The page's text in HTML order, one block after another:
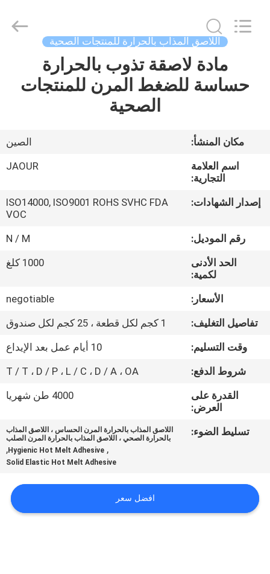
معلومات
جولة
مراقبة
اتصل
أخبار
القضايا
أسعار
Adhesive
Products
اللاصق المذاب بالحرارة للمنتجات الصحية
مادة لاصقة تذوب بالحرارة
حساسة للضغط المرن للمنتجات
الصحية
مكان المنشأ:
الصين
اسم العلامة
التجارية:
JAOUR
إصدار الشهادات:
ISO14000, ISO9001 ROHS SVHC FDA
VOC
رقم الموديل:
N / M
الحد الأدنى
لكمية:
1000 كلغ
الأسعار:
negotiable
تفاصيل التغليف:
1 كجم لكل قطعة ، 25 كجم لكل صندوق
وقت التسليم:
10 أيام عمل بعد الإيداع
شروط الدفع:
T / T ، D / P ، L / C ، D / A ، OA
القدرة على
العرض:
4000 طن شهريا
تسليط الضوء:
اللاصق المذاب بالحرارة المرن الحساس ، اللاصق المذاب
بالحرارة الصحي ، اللاصق المذاب بالحرارة المرن الصلب
,
Hygienic Hot Melt Adhesive
,
Solid Elastic Hot Melt Adhesive
افضل سعر